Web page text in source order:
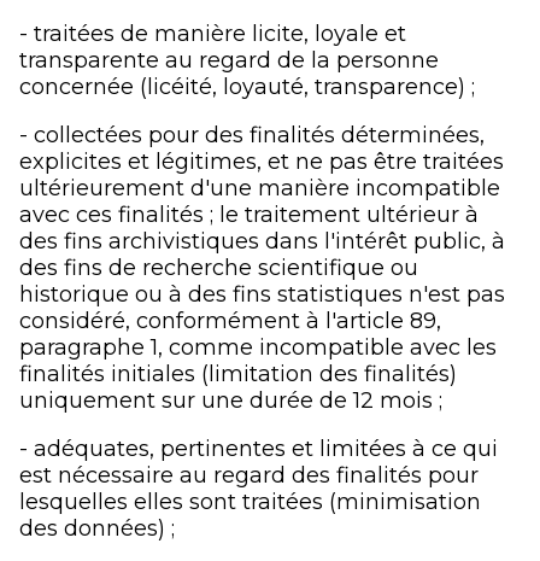
- traitées de manière licite, loyale et
transparente au regard de la personne
concernée (licéité, loyauté, transparence) ;
- collectées pour des finalités déterminées,
explicites et légitimes, et ne pas être traitées
ultérieurement d'une manière incompatible
avec ces finalités ; le traitement ultérieur à
des fins archivistiques dans l'intérêt public, à
des fins de recherche scientifique ou
historique ou à des fins statistiques n'est pas
considéré, conformément à l'article 89,
paragraphe 1, comme incompatible avec les
finalités initiales (limitation des finalités)
uniquement sur une durée de 12 mois ;
- adéquates, pertinentes et limitées à ce qui
est nécessaire au regard des finalités pour
lesquelles elles sont traitées (minimisation
des données) ;